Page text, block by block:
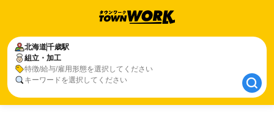
北海道千歳駅
組立・加工
特徴/給与/雇用形態を選択してください
キーワードを選択してください
北海道千歳駅
組立・加工